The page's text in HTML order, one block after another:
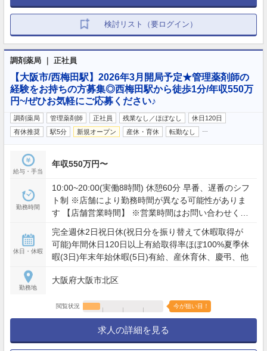
検討リスト（要ログイン）
調剤薬局 ｜ 正社員
【大阪市/西梅田駅】2026年3月開局予定★管理薬剤師の
経験をお持ちの方募集◎西梅田駅から徒歩1分/年収550万
円~/ぜひお気軽にご応募ください♪
調剤薬局 管理薬剤師 正社員 残業なし／ほぼなし
休日120日
有休推奨
駅5分 新規オープン 産休・育休 転勤なし
給与・手当
年収550万円〜
勤務時間
10:00~20:00(実働8時間) 休憩60分 早番、遅番のシフ
ト制 ※店舗により勤務時間が異なる可能性がありま
す 【店舗営業時間】 ※営業時間はお問い合わせくだ
休日・休暇
完全週休2日祝日休(祝日分を振り替えて休暇取得が
可能)年間休日120日以上有給取得率ほぼ100%夏季休
暇(3日)年末年始休暇(5日)有給、産休育休、慶弔、他
勤務地
大阪府大阪市北区
閲覧状況 今が狙い目！
求人の詳細を見る